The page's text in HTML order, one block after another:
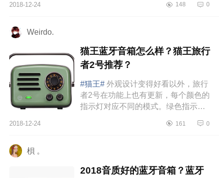
也可圈可点。口袋mini型-猫王b61...
2018-12-24 148 0
Weirdo.
猫王蓝牙音箱怎么样？猫王旅行
者2号推荐？
#猫王# 外观设计变得好看以外，旅行
者2号在功能上也有更新，每个颜色的
指示灯对应不同的模式。绿色指示灯
电台信号，只需要第一次在“o...
2018-12-24 161 0
梖 。
2018音质好的蓝牙音箱？蓝牙